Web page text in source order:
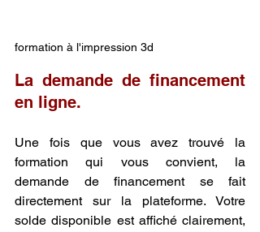
formation à l'impression 3d
La demande de financement
en ligne.
Une fois que vous avez trouvé la
formation qui vous convient, la
demande de financement se fait
directement sur la plateforme. Votre
solde disponible est affiché clairement,